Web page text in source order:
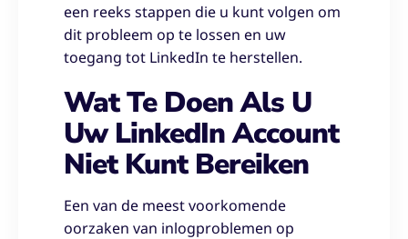
een reeks stappen die u kunt volgen om
dit probleem op te lossen en uw
toegang tot LinkedIn te herstellen.
Wat Te Doen Als U
Uw LinkedIn Account
Niet Kunt Bereiken
Een van de meest voorkomende
oorzaken van inlogproblemen op